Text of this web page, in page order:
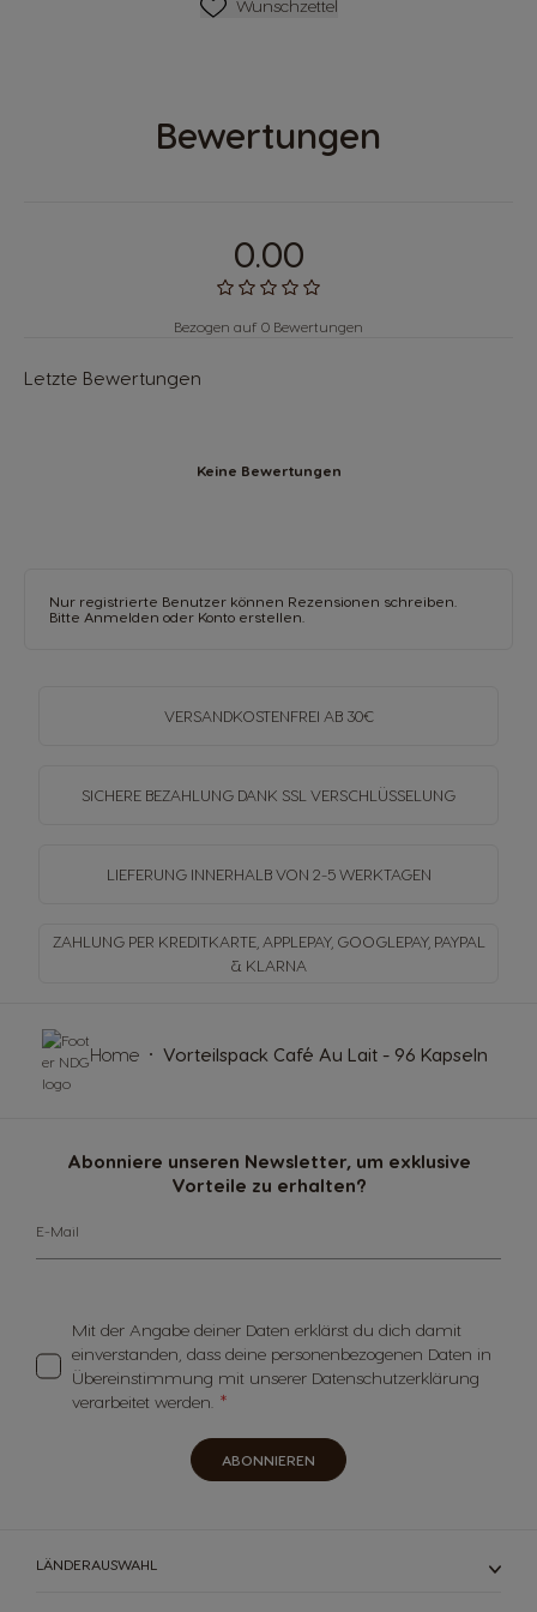
Wunschzettel
Bewertungen
0.00
Bezogen auf 0 Bewertungen
Letzte Bewertungen
Keine Bewertungen
Nur registrierte Benutzer können Rezensionen schreiben.
Bitte Anmelden oder Konto erstellen
VERSANDKOSTENFREI AB 30€
SICHERE BEZAHLUNG DANK SSL VERSCHLÜSSELUNG
LIEFERUNG INNERHALB VON 2-5 WERKTAGEN
ZAHLUNG PER KREDITKARTE, APPLEPAY, GOOGLEPAY, PAYPAL
& KLARNA
Abonniere unseren Newsletter, um exklusive
Vorteile zu erhalten?
E-Mail
Mit der Angabe deiner Daten erklärst du dich damit
einverstanden, dass deine personenbezogenen Daten in
Übereinstimmung mit unserer Datenschutzerklärung
verarbeitet werden.
ABONNIEREN
Home Vorteilspack Café Au Lait - 96 Kapseln
LÄNDERAUSWAHL